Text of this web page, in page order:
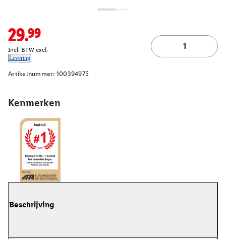
Kenmerken
29.99
Incl. BTW excl.
Levering
Artikelnummer: 100394975
Beschrijving